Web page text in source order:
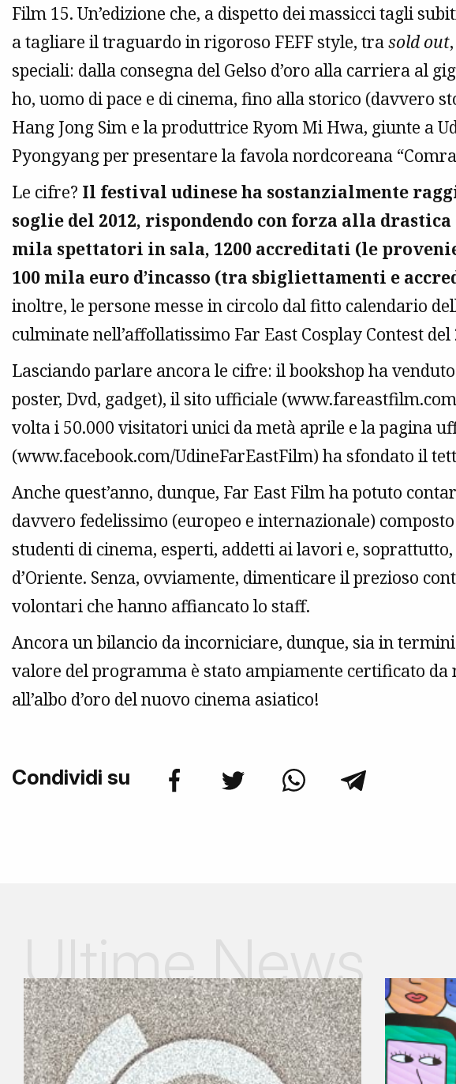
Film 15. Un’edizione che, a dispetto dei massicci tagli
a tagliare il traguardo in rigoroso FEFF style, trasold out
speciali: dalla consegna del Gelso d’oro alla carriera al
ho, uomo di pace e di cinema, fino alla storico (davvero
Hang Jong Sim e la produttrice Ryom Mi Hwa, giunte a
Pyongyang per presentare la favola nordcoreana
Le cifre? Il festival udinese ha sostanzialmente
soglie del 2012, rispondendo con forza alla
mila spettatori in sala, 1200 accreditati (le
100 mila euro d’incasso (tra sbigliettamenti e
inoltre, le persone messe in circolo dal fitto calendario
culminate nell’affollatissimo Far East Cosplay Contest
Lasciando parlare ancora le cifre: il bookshop ha
poster, Dvd, gadget), il sito ufficiale
volta i 50.000 visitatori unici da metà aprile e la pagina
(www.facebook.com/UdineFarEastFilm) ha sfondato il
Anche quest’anno, dunque, Far East Film ha potuto
davvero fedelissimo (europeo e internazionale)
studenti di cinema, esperti, addetti ai lavori e,
d’Oriente. Senza, ovviamente, dimenticare il prezioso
volontari che hanno affiancato lo staff.
Ancora un bilancio da incorniciare, dunque, sia in
valore del programma è stato ampiamente certificato
all’albo d’oro del nuovo cinema asiatico!
Condividi su
Ultime News